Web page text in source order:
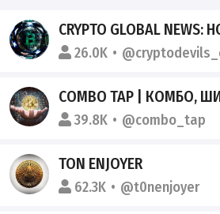
CRYPTO GLOBAL NEWS:
26.0K
COMBO TAP | КОМБО, ШИФР,
39.8K @combo_tap
TON ENJOYER
62.3K @t0nenjoyer